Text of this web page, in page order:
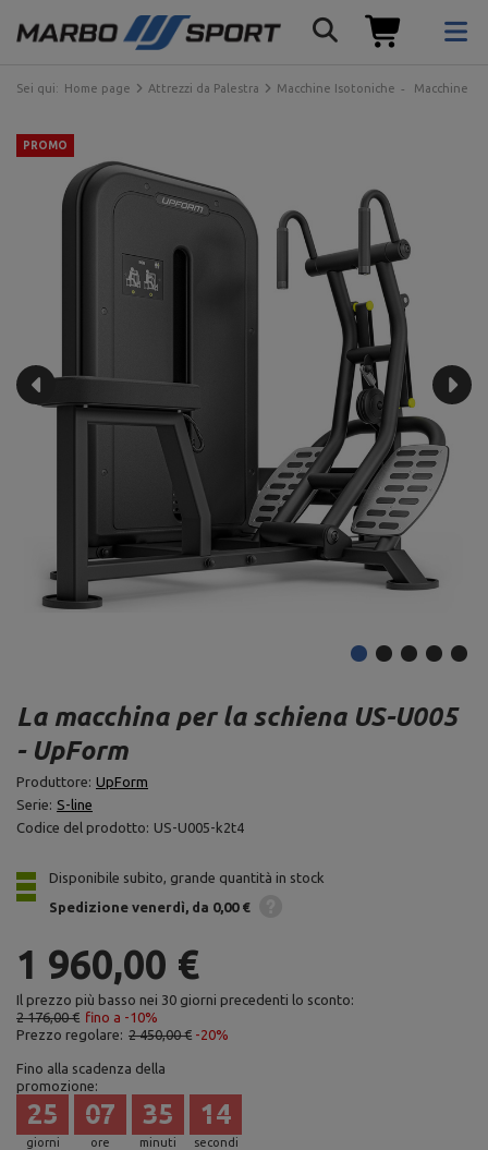
Sei qui: Home page Attrezzi da Palestra Macchine Isotoniche Macchine
PROMO
La macchina per la schiena US-U005
- UpForm
Produttore: UpForm
Serie: S-line
Codice del prodotto: US-U005-k2t4
Disponibile subito, grande quantità in stock
Spedizione venerdì da 0,00 €
1 960,00 €
Il prezzo più basso nei 30 giorni precedenti lo sconto:
2 176,00 € fino a -10%
Prezzo regolare: 2 450,00 € -20%
Fino alla scadenza della
promozione:
giorni
25
ore
07
minuti
35
secondi
12